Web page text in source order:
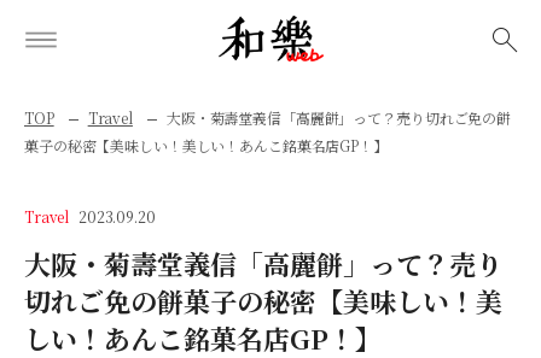
TOP Travel
大阪・菊壽堂義信「高麗餅」って？売り切れご免の餅
菓子の秘密【美味しい！美しい！あんこ銘菓名店GP！】
Travel 2023.09.20
大阪・菊壽堂義信「高麗餅」って？売り
切れご免の餅菓子の秘密【美味しい！美
しい！あんこ銘菓名店GP！】